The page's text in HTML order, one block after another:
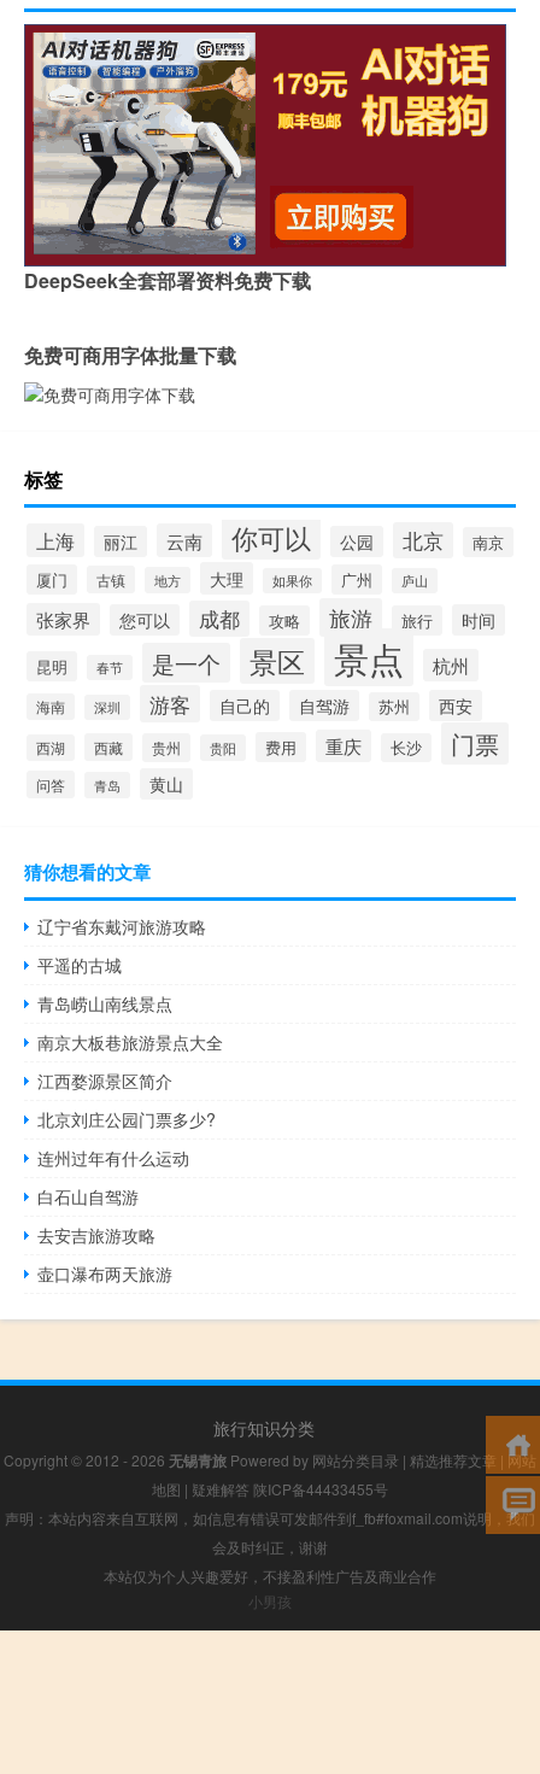
DeepSeek全套部署资料免费下载
免费可商用字体批量下载
标签
上海 丽江 云南 你可以 公园 北京
南京
厦门
古镇 地方 大理 如果你 广州 庐山
张家界 您可以 成都 攻略 旅游 旅行 时间
昆明 春节 是一个 景区 景点 杭州
海南 深圳 游客 自己的 自驾游 苏州 西安
西湖 西藏 贵州 贵阳 费用 重庆 长沙 门票
问答 青岛 黄山
猜你想看的文章
辽宁省东戴河旅游攻略
平遥的古城
青岛崂山南线景点
南京大板巷旅游景点大全
江西婺源景区简介
北京刘庄公园门票多少?
连州过年有什么运动
白石山自驾游
去安吉旅游攻略
壶口瀑布两天旅游
旅行知识分类
Copyright © 2012 - 2026 无锡青旅 Powered by 网站分类目录 | 精选推荐文章 | 网站
地图 | 疑难解答 陕ICP备44433455号
声明：本站内容来自互联网，如信息有错误可发邮件到f_fb#foxmail.com说明，我们
会及时纠正，谢谢
本站仅为个人兴趣爱好，不接盈利性广告及商业合作
小男孩